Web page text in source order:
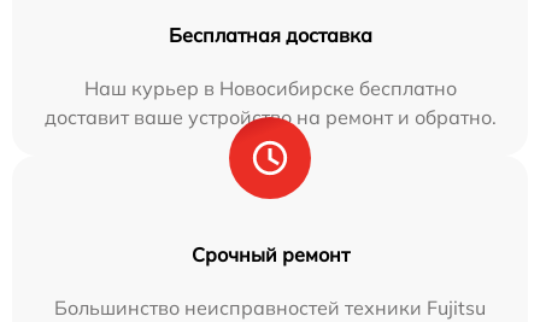
Бесплатная доставка
Наш курьер в Новосибирске бесплатно
доставит ваше устройство на ремонт и обратно.
Срочный ремонт
Большинство неисправностей техники Fujitsu